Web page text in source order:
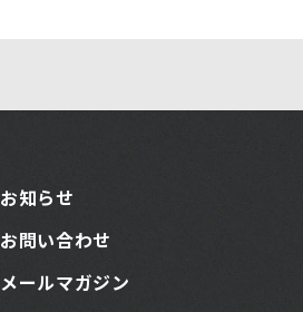
お知らせ
お問い合わせ
メールマガジン